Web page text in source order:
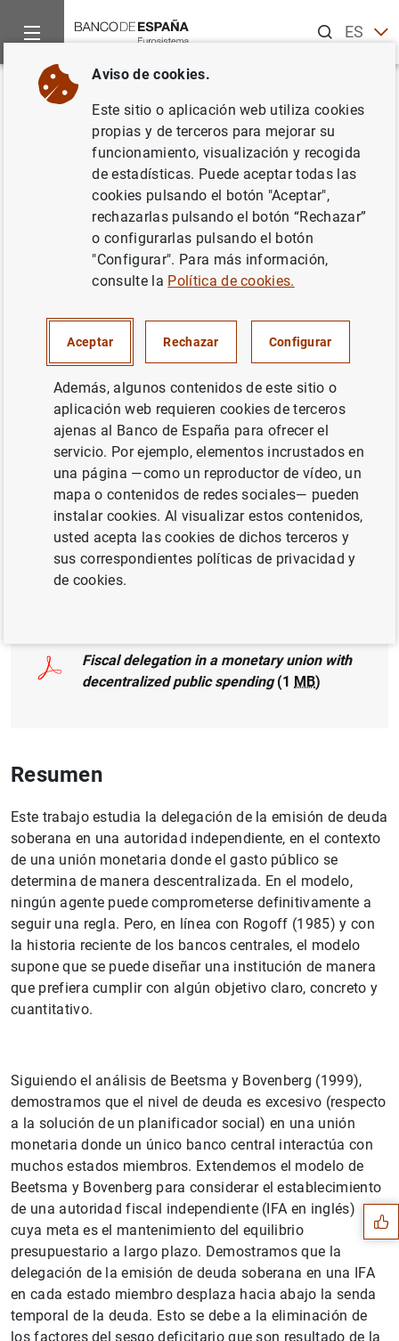
ESEN
Inicio Publicaciones
Volver
Fiscal delegation in a monetary
union with decentralized public
spending
POLÍTICA FISCAL
DEUDA PÚBLICA
UNIÓN ECONÓMICA Y MONETARIA
PRECIOS Y MÁRGENES
Fiscal delegation in a monetary union with
decentralized public spending(1 MB)
Resumen
Este trabajo estudia la delegación de la emisión de deuda
soberana en una autoridad independiente, en el contexto
de una unión monetaria donde el gasto público se
determina de manera descentralizada. En el modelo,
ningún agente puede comprometerse definitivamente a
seguir una regla. Pero, en línea con Rogoff (1985) y con
la historia reciente de los bancos centrales, el modelo
supone que se puede diseñar una institución de manera
que prefiera cumplir con algún objetivo claro, concreto y
cuantitativo.
Siguiendo el análisis de Beetsma y Bovenberg (1999),
demostramos que el nivel de deuda es excesivo (respecto
a la solución de un planificador social) en una unión
monetaria donde un único banco central interactúa con
muchos estados miembros. Extendemos el modelo de
Beetsma y Bovenberg para considerar el establecimiento
de una autoridad fiscal independiente (IFA en inglés)
cuya meta es el mantenimiento del equilibrio
presupuestario a largo plazo. Demostramos que la
delegación de la emisión de deuda soberana en una IFA
en cada estado miembro desplaza hacia abajo la senda
temporal de la deuda. Esto se debe a la eliminación de
los factores del sesgo deficitario que son resultado de la
Sugerencias
Aviso de cookies.
Este sitio o aplicación web utiliza cookies
propias y de terceros para mejorar su
funcionamiento, visualización y recogida
de estadísticas. Puede aceptar todas las
cookies pulsando el botón "Aceptar",
rechazarlas pulsando el botón “Rechazar”
o configurarlas pulsando el botón
"Configurar". Para más información,
consulte la Política de cookies.
Aceptar Rechazar Configurar
Además, algunos contenidos de este sitio o
aplicación web requieren cookies de terceros
ajenas al Banco de España para ofrecer el
servicio. Por ejemplo, elementos incrustados en
una página —como un reproductor de vídeo, un
mapa o contenidos de redes sociales— pueden
instalar cookies. Al visualizar estos contenidos,
usted acepta las cookies de dichos terceros y
sus correspondientes políticas de privacidad y
de cookies.